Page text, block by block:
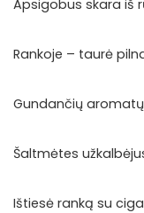
Apsigobus skara iš
Rankoje – taurė
Gundančių
Šaltmėtes
Ištiesė ranką su